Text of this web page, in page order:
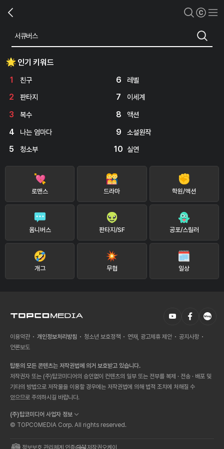
인기 키워드
1
친구
2 판타지
3 복수
4 나는 엄마다
5 청소부
6 레벨
7 이세계
8 액션
9 소설원작
10 실연
로맨스 드라마 학원/액션
옴니버스 판타지/SF 공포/스릴러
개그 무협 일상
이용약관 개인정보처리방침 청소년 보호정책 연재, 광고제휴 제안
공지사항
언론보도
탑툰의 모든 콘텐츠는 저작권법에 의거 보호받고 있습니다.
저작권자 또는 (주)탑코미디어의 승인없이 컨텐츠의 일부 또는 전부를 복제 · 전송 · 배포 및
기타의 방법으로 저작물을 이용할 경우에는 저작권법에 의해 법적 조치에 처해질 수
있으므로 주의하시길 바랍니다.
(주)탑코미디어 사업자 정보
© TOPCOMEDIA Corp. All rights reserved.
정보보호 관리체계 인증 저작권오케이